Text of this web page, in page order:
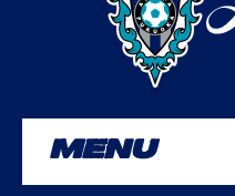
MENU